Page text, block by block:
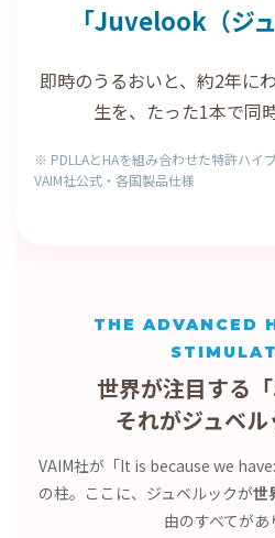
「Juvelook（ジ
即時のうるおいと、約2年に
生を、たった1本で同
※ PDLLAとHAを組み合わせた特許ハイ
VAIM社公式・各国製品仕様
THE ADVANCED
世界が注目する「
それがジュベ
VAIM社が「It is because we
の柱。ここに、ジュベルックが世
由のすべてがあ